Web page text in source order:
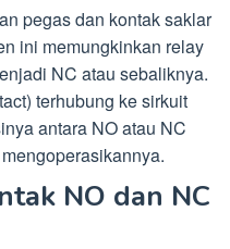
pegas dan kontak saklar
ini memungkinkan relay
NC atau sebaliknya.
terhubung ke sirkuit
antara NO atau NC
NO dan NC